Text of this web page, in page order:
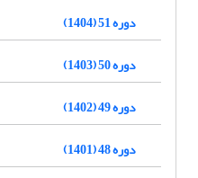
دوره 51 (1404)
دوره 50 (1403)
دوره 49 (1402)
دوره 48 (1401)